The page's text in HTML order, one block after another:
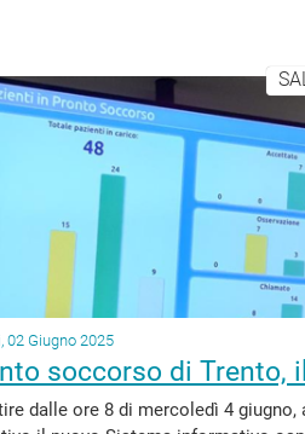
02 Giugno 2025
soccorso di Trento,
dalle ore 8 di mercoledì 4